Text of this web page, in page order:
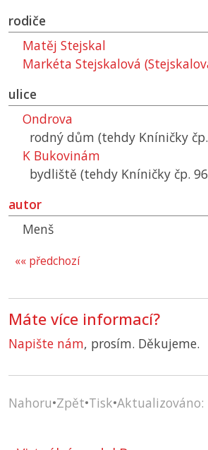
rodiče
Matěj Stejskal
Markéta Stejskalová
ulice
Ondrova
rodný dům (tehdy Kníničky
K Bukovinám
bydliště (tehdy Kníničky čp.
autor
Menš
«« předchozí
Máte více informací?
Napište nám, prosím. Děkujeme.
Nahoru•Zpět•Tisk•Aktualizováno: